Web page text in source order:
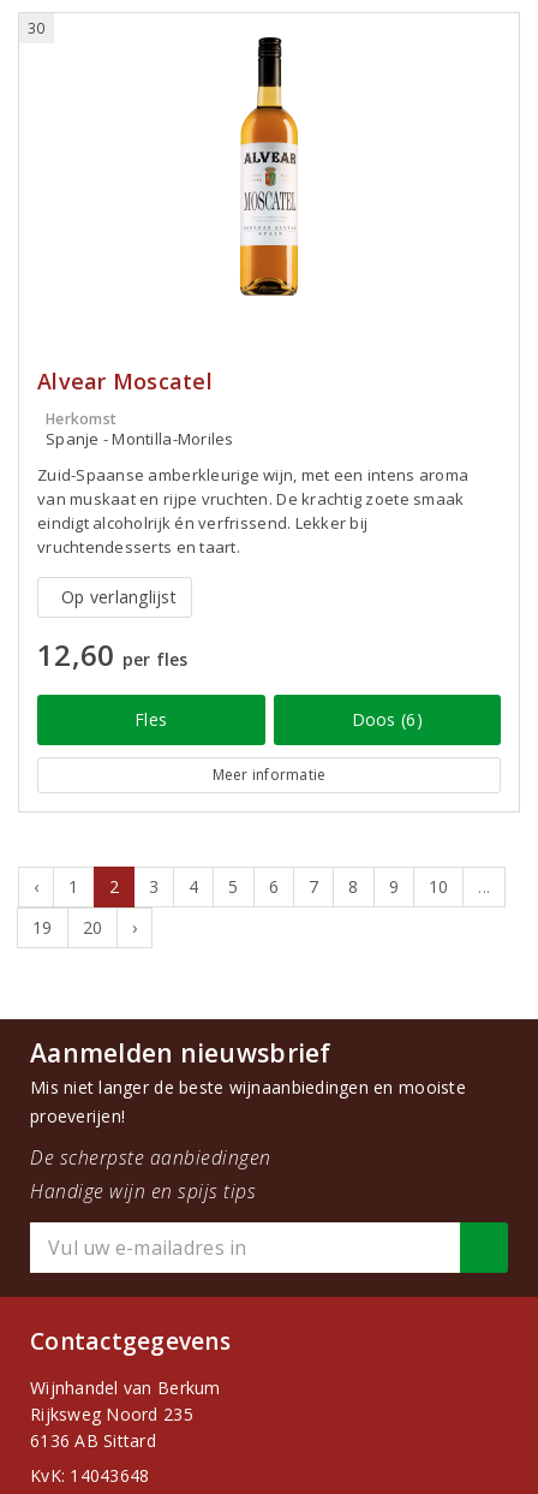
30
Alvear Moscatel
Herkomst
Spanje - Montilla-Moriles
Zuid-Spaanse amberkleurige wijn, met een intens aroma
van muskaat en rijpe vruchten. De krachtig zoete smaak
eindigt alcoholrijk én verfrissend. Lekker bij
vruchtendesserts en taart.
Op verlanglijst
12,60 per fles
Fles Doos (6)
Meer informatie
‹ 1 2 3 4 5 6 7 8 9 10
...
19
20 ›
Aanmelden nieuwsbrief
Mis niet langer de beste wijnaanbiedingen en mooiste
proeverijen!
De scherpste aanbiedingen
Handige wijn en spijs tips
Contactgegevens
Wijnhandel van Berkum
Rijksweg Noord 235
6136 AB Sittard
KvK: 14043648